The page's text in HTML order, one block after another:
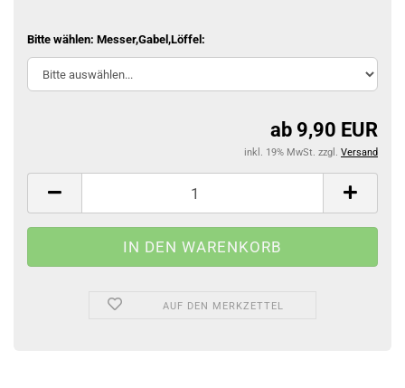
Bitte wählen: Messer,Gabel,Löffel:
ab 9,90 EUR
inkl. 19% MwSt. zzgl. Versand
AUF DEN MERKZETTEL